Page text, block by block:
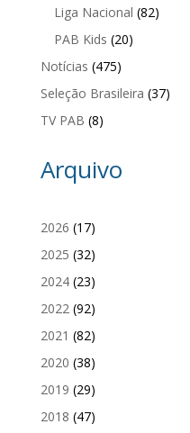
Liga Nacional (82)
PAB Kids (20)
Notícias (475)
Seleção Brasileira (37)
TV PAB (8)
Arquivo
2026 (17)
2025 (32)
2024(23)
2022(92)
2021 (82)
2020 (38)
2019 (29)
2018 (47)